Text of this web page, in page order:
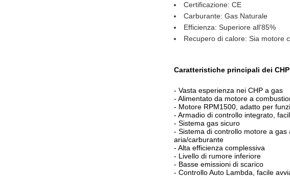
Certificazione: CE
Carburante: Gas Naturale
Efficienza: Superiore all'85%
Recupero di calore: Sia motore
Caratteristiche principali dei
- Vasta esperienza nei CHP a gas
- Alimentato da motore a
- Motore RPM1500, adatto per
- Armadio di controllo integrato,
- Sistema gas sicuro
- Sistema di controllo motore a
aria/carburante
- Alta efficienza complessiva
- Livello di rumore inferiore
- Basse emissioni di scarico
- Controllo Auto Lambda, facile